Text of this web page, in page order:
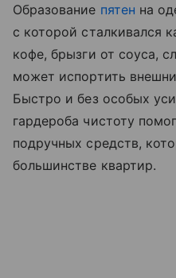
Образование пятен на
с которой сталкивался
кофе, брызги от соуса,
может испортить
Быстро и без особых
гардероба чистоту
подручных средств,
большинстве квартир.